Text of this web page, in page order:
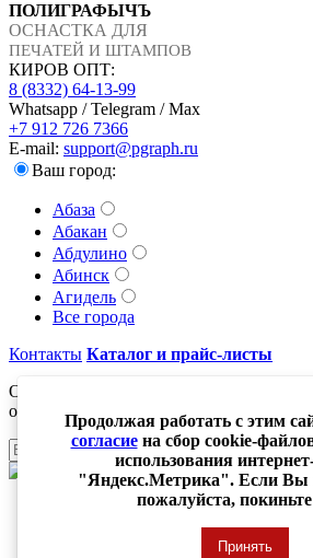
ПОЛИГРАФЫЧЪ
ОСНАСТКА ДЛЯ
ПЕЧАТЕЙ И ШТАМПОВ
КИРОВ ОПТ:
8 (8332) 64-13-99
Whatsapp / Telegram / Max
+7 912 726 7366
E-mail: support@pgraph.ru
Ваш город:
Абаза
Абакан
Абдулино
Абинск
Агидель
Все города
Контакты Каталог и прайс-листы
Оставьте свой адрес электронной
о новинках компании
Отправить
© ПолиграфычЪ 1991-2025. все
Политика обработки
Продолжая работать с этим
согласиена сбор cookie-
использования
"Яндекс.Метрика". Если Вы
пожалуйста, покиньте
Принять